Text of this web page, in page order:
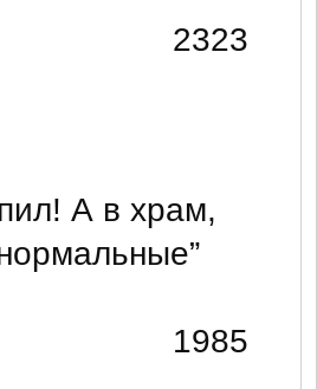
2323
А в храм,
1985